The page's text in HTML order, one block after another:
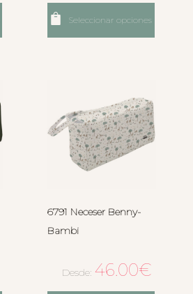
Seleccionar opciones
6791 Neceser Benny-
Bambi
Desde: 46.00€